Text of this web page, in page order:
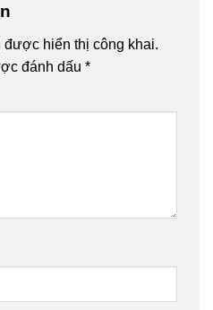
được hiển thị công khai.
đánh dấu *